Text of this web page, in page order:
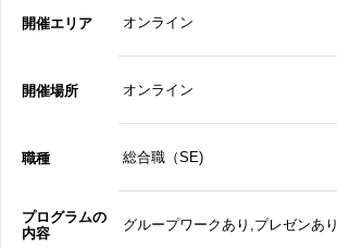
開催エリア オンライン
開催場所 オンライン
職種 総合職（SE)
プログラムの
内容
グループワークあり,プレゼンあり